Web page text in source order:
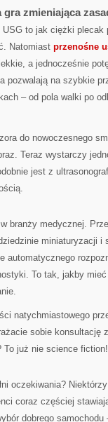
zmieniająca
to jak ciężki plecak
Natomiast przenośne
a jednocześnie
pozwalają na szybkie
– od pola walki po
do nowoczesnego
Teraz wystarczy
jest z
branży medycznej.
miniaturyzacji i
automatycznego
To tak, jakby
natychmiastowego
sobie konsultację
już nie science fiction!
oczekiwania?
coraz częściej
dobrego samochodu